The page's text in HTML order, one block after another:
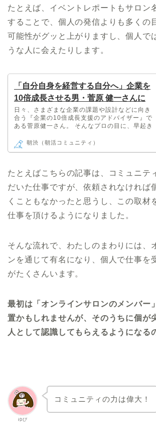
たとえば、イベントレポートもサロン
することで、個人の発信よりも多くの
可能性がグッと上がりますし、個人で
うな人に会えたりします。
「自分自身を経営する自分へ」企業を
10倍成長させる男・菅原 健一さんに
『朝渋』を10倍成長させるコツを聞い
てきた | 朝渋（朝活コミュニティ）
日々、さまざまな企業の課題や設計などに向き
合う『企業の10倍成長支援のアドバイザー』で
ある菅原健一さん。 そんなプロの目に、早起き
か。 『朝渋』に加え、企業や個人が10倍成長を
するために大切なことを聞いてきました。 ＜ラ
る「目的の欠損」 【5時こーじ】1992年生ま
れ。ライフワークとして、新卒2年目から朝活コ
ミュニティ「朝渋」を立ち上げ、現在、年間参
加者5000名を越える著者イベントを開催、200
名のコミュニティを運営している。2018年8
月、ライフワークだった朝渋に本格的にコミッ
Supershipなどを経て、独立。これまでの
BtoC、BtoB、大企業、スタートアップ、女性向
け、男性向け、サービス、メーカーなど、あら
ゆる企業のコンサル、アドバイザーの経験を活
かし企業の10倍成長を支援するアドバイザー業
ー』とのことですが、一体どんな職業なんです
て「非連続の成長の設計」をする仕事です。10
倍成長の指標と言うのは、「売上」・「利
益」・「時価総額」の3つあって、どこを伸ばし
る」というのが仕事じゃないですか。 そして、
ビジネスで言うと広告代理店は、売り物が売れ
ないお客さんに向けて、「診察」と「処方箋」
部分を担って、広告メニューを提案します。そ
して、「治療」としてメディアが「広告」を出
朝渋（朝活コミュニティ）
たとえばこちらの記事は、コミュニテ
だいた仕事ですが、依頼されなければ
くこともなかったと思うし、この取材
仕事を頂けるようになりました。
そんな流れで、わたしのまわりには、
ンを通じて有名になり、個人で仕事を
がたくさんいます。
最初は「オンラインサロンのメンバー
置かもしれませんが、そのうちに個が
人として認識してもらえるようになる
ゆぴ
コミュニティの力は偉大！